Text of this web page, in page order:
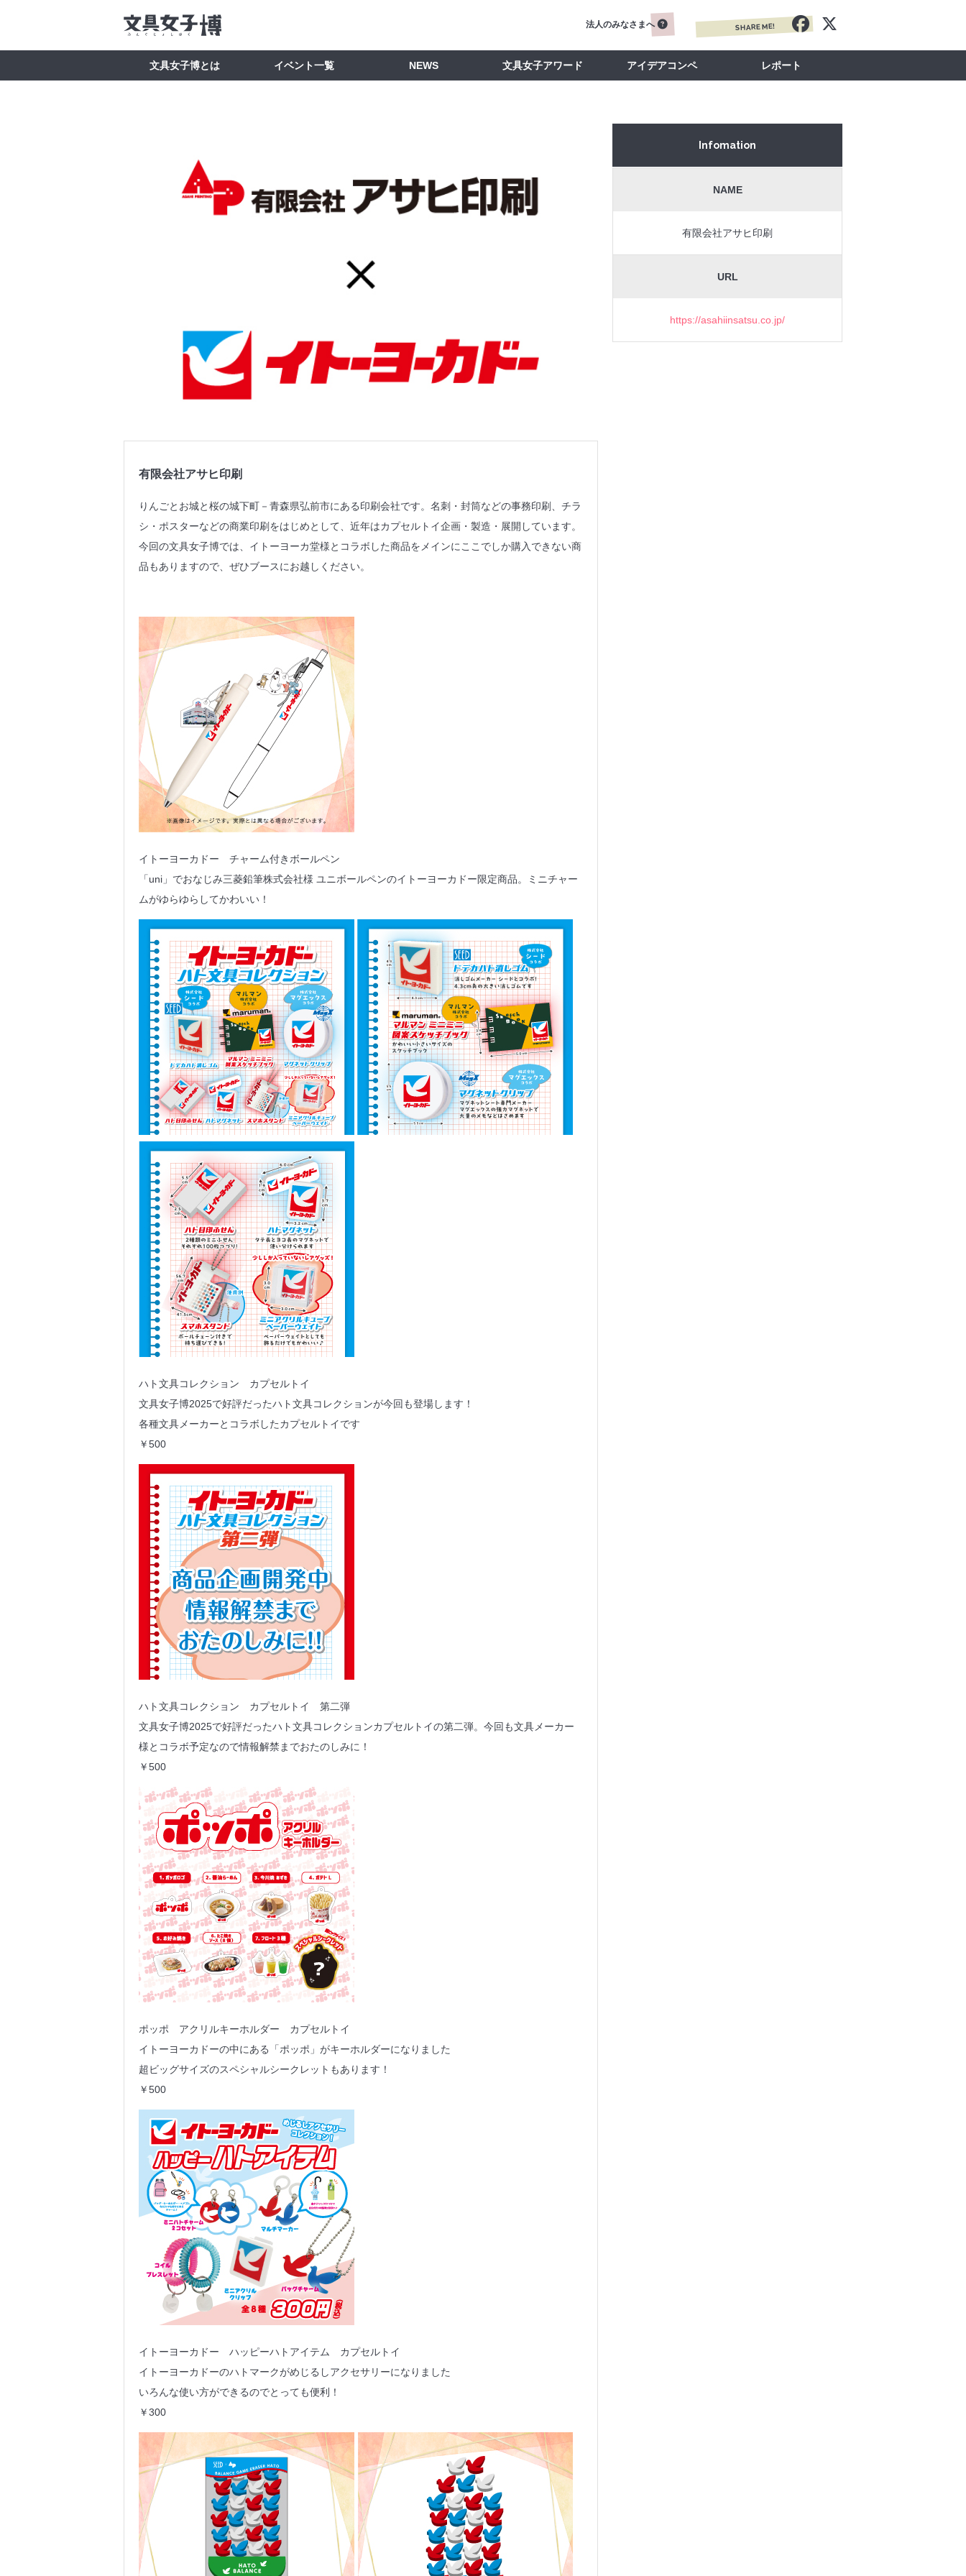
文具女子博とは イベント一覧 NEWS 文具女子アワード アイデアコンペ レポート
法人のみなさまへ SHARE ME!
有限会社アサヒ印刷
りんごとお城と桜の城下町－青森県弘前市にある印刷会社です。名刺・封筒などの事務印刷、チラ
シ・ポスターなどの商業印刷をはじめとして、近年はカプセルトイ企画・製造・展開しています。
今回の文具女子博では、イトーヨーカ堂様とコラボした商品をメインにここでしか購入できない商
品もありますので、ぜひブースにお越しください。
イトーヨーカドー チャーム付きボールペン
「uni」でおなじみ三菱鉛筆株式会社様 ユニボールペンのイトーヨーカドー限定商品。ミニチャー
ムがゆらゆらしてかわいい！
ハト文具コレクション カプセルトイ
文具女子博2025で好評だったハト文具コレクションが今回も登場します！
各種文具メーカーとコラボしたカプセルトイです
￥500
ハト文具コレクション カプセルトイ 第二弾
文具女子博2025で好評だったハト文具コレクションカプセルトイの第二弾。今回も文具メーカー
様とコラボ予定なので情報解禁までおたのしみに！
￥500
ポッポ アクリルキーホルダー カプセルトイ
イトーヨーカドーの中にある「ポッポ」がキーホルダーになりました
超ビッグサイズのスペシャルシークレットもあります！
￥500
イトーヨーカドー ハッピーハトアイテム カプセルトイ
イトーヨーカドーのハトマークがめじるしアクセサリーになりました
いろんな使い方ができるのでとっても便利！
￥300
Infomation
NAME
有限会社アサヒ印刷
URL
https://asahiinsatsu.co.jp/